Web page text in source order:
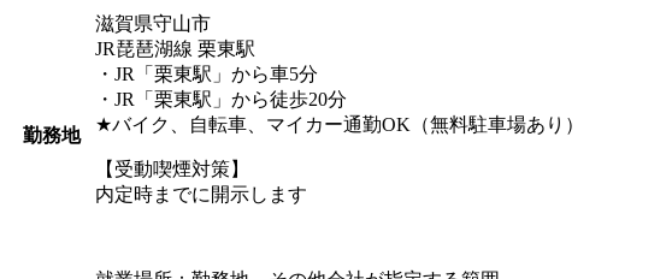
勤務地
滋賀県守山市
JR琵琶湖線 栗東駅
・JR「栗東駅」から車5分
・JR「栗東駅」から徒歩20分
★バイク、自転車、マイカー通勤OK（無料駐車場あり）
【受動喫煙対策】
内定時までに開示します